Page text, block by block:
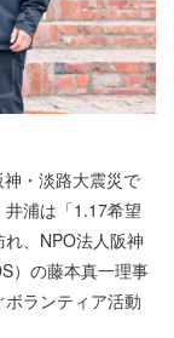
神・淡路大震災で
浦は「1.17希望
、NPO法人阪神
）の藤本真一理事
ランティア活動